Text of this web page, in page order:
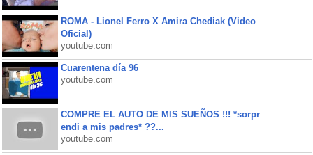
ROMA - Lionel Ferro X Amira Chediak (Video
Oficial)
youtube.com
Cuarentena día 96
youtube.com
COMPRE EL AUTO DE MIS SUEÑOS !!! *sorpr
endi a mis padres* ??...
youtube.com